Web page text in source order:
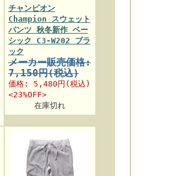
チャンピオン
Champion スウェット
パンツ 秋冬新作 ベー
シック C3-W202 ブラ
ック
メーカー販売価格:
7,150円(税込)
価格: 5,480円 (税込)
<23%OFF>
在庫切れ